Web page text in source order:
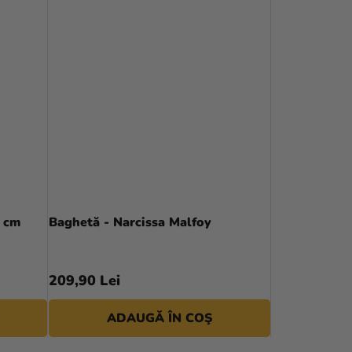
Baghetă - Narcissa Malfoy
209,90 Lei
ADAUGĂ ÎN COŞ